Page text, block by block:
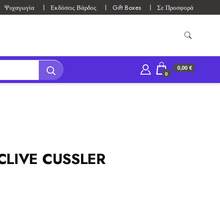
Ψυχαγωγία Εκδόσεις Βάρδος Gift Boxes Σε Προσφορά
0
0,00 €
CUSSLER